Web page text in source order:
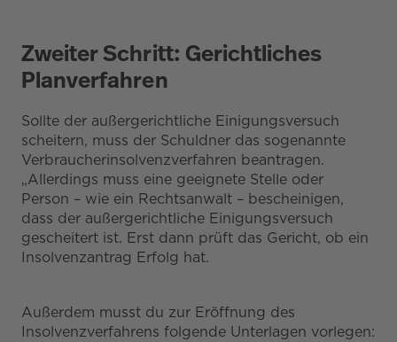
Zweiter Schritt: Gerichtliches
Planverfahren
Sollte der außergerichtliche Einigungsversuch
scheitern, muss der Schuldner das sogenannte
Verbraucherinsolvenzverfahren beantragen.
„Allerdings muss eine geeignete Stelle oder
Person – wie ein Rechtsanwalt – bescheinigen,
dass der außergerichtliche Einigungsversuch
gescheitert ist. Erst dann prüft das Gericht, ob ein
Insolvenzantrag Erfolg hat.
Außerdem musst du zur Eröffnung des
Insolvenzverfahrens folgende Unterlagen vorlegen: